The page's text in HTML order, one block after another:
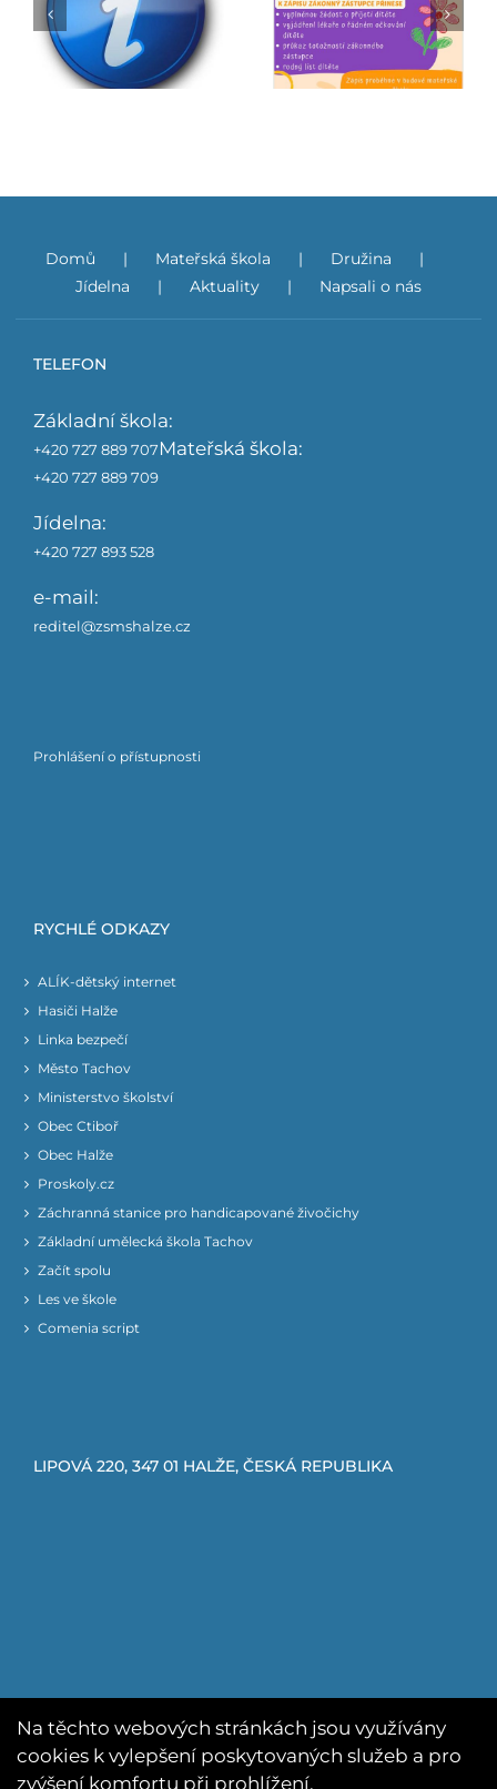
Zápis do mateřské
školy
Jarmark
Domů Mateřská škola
Družina
Jídelna
Aktuality Napsali o nás
TELEFON
Základní škola:
+420 727 889 707Mateřská škola:
+420 727 889 709
Jídelna:
+420 727 893 528
e-mail:
reditel@zsmshalze.cz
Prohlášení o přístupnosti
RYCHLÉ ODKAZY
ALÍK-dětský internet
Hasiči Halže
Linka bezpečí
Město Tachov
Ministerstvo školství
Obec Ctiboř
Obec Halže
Proskoly.cz
Záchranná stanice pro handicapované živočichy
Základní umělecká škola Tachov
Začít spolu
Les ve škole
Comenia script
LIPOVÁ 220, 347 01 HALŽE, ČESKÁ REPUBLIKA
Na těchto webových stránkách jsou využívány
cookies k vylepšení poskytovaných služeb a pro
zvýšení komfortu při prohlížení.